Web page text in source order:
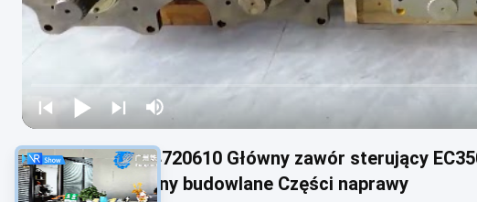
14720610 VOE14720610 Główny zawór sterujący
sterujący Maszyny budowlane Części naprawy